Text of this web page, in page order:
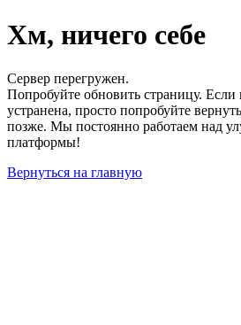
Хм, ничего себе
Сервер перегружен.
Попробуйте обновить страницу. Если
устранена, просто попробуйте
позже. Мы постоянно работаем над
платформы!
Вернуться на главную